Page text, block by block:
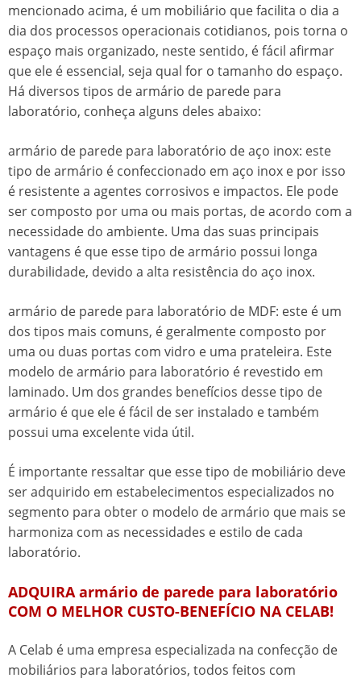
mencionado acima, é um mobiliário que facilita o dia a
dia dos processos operacionais cotidianos, pois torna o
espaço mais organizado, neste sentido, é fácil afirmar
que ele é essencial, seja qual for o tamanho do espaço.
Há diversos tipos dearmário de parede para
laboratório, conheça alguns deles abaixo:
armário de parede para laboratório de aço inox: este
tipo de armário é confeccionado em aço inox e por isso
é resistente a agentes corrosivos e impactos. Ele pode
ser composto por uma ou mais portas, de acordo com a
necessidade do ambiente. Uma das suas principais
vantagens é que esse tipo de armário possui longa
durabilidade, devido a alta resistência do aço inox.
armário de parede para laboratório de MDF: este é um
dos tipos mais comuns, é geralmente composto por
uma ou duas portas com vidro e uma prateleira. Este
modelo de armário para laboratório é revestido em
laminado. Um dos grandes benefícios desse tipo de
armário é que ele é fácil de ser instalado e também
possui uma excelente vida útil.
É importante ressaltar que esse tipo de mobiliário deve
ser adquirido em estabelecimentos especializados no
segmento para obter o modelo de armário que mais se
harmoniza com as necessidades e estilo de cada
laboratório.
ADQUIRA armário de parede para laboratório
COM O MELHOR CUSTO-BENEFÍCIO NA CELAB!
A Celab é uma empresa especializada na confecção de
mobiliários para laboratórios, todos feitos com